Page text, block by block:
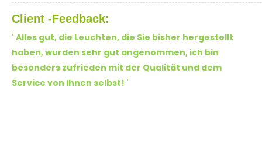
Client -Feedback:
' Alles gut, die Leuchten, die Sie bisher hergestellt
haben, wurden sehr gut angenommen, ich bin
besonders zufrieden mit der Qualität und dem
Service von Ihnen selbst! '